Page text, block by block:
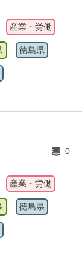
産業・労働
徳島県
0
産業・労働
徳島県